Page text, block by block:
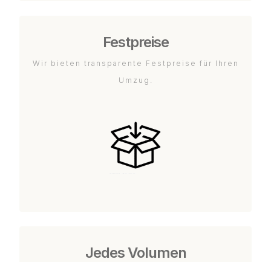
Festpreise
Wir bieten transparente Festpreise für Ihren
Umzug.
Jedes Volumen